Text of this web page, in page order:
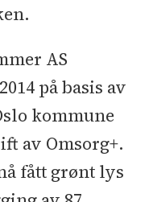
AS
på basis av
kommune
av Omsorg+.
fått grønt lys